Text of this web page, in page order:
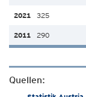
325
290
Quellen: